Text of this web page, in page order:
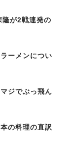
が2戦連発の
ーメンについ
ジでぶっ飛ん
の料理の直訳